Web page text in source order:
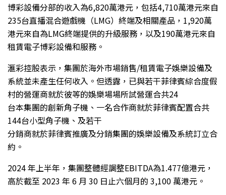
博彩設備分部的收入為6,820萬港元，包括4,710萬港元來自
235台直播混合遊戲機（LMG）終端及相關產品，1,920萬
港元來自為LMG終端提供的升級服務，以及190萬港元來自
租賃電子博彩設備和服務。
滙彩控股表示，集團於海外市場銷售/租賃電子娛樂設備及
系統並未產生任何收入。但透露，已與若干菲律賓綜合度假
村的營運商就於彼等的娛樂場場所試營運合共24
台本集團的創新角子機、一名合作商就於菲律賓配置合共
144台小型角子機、及若干
分銷商就於菲律賓推廣及分銷集團的娛樂設備及系統訂立合
約。
2024 年上半年，集團整體經調整EBITDA為1.477億港元，
高於截至 2023 年 6 月 30 日止六個月的 3,100 萬港元。